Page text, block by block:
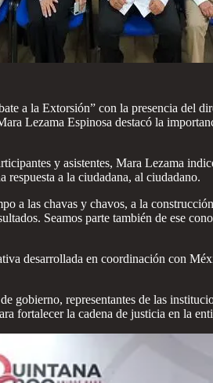
a la Extorsión” con la presencia del
Lezama Espinosa destacó la
y asistentes, Mara Lezama
respuesta a la ciudadana, al ciudadano.
a las chavas y chavos, a la
Seamos parte también de ese
desarrollada en coordinación con
gobierno, representantes de las
fortalecer la cadena de justicia en la